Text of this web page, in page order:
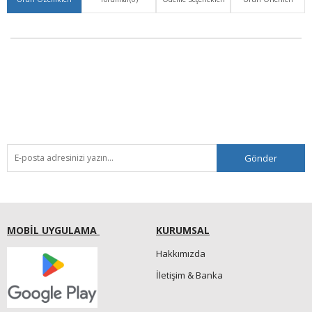
Gönder
MOBİL UYGULAMA KURUMSAL
Hakkımızda
İletişim & Banka